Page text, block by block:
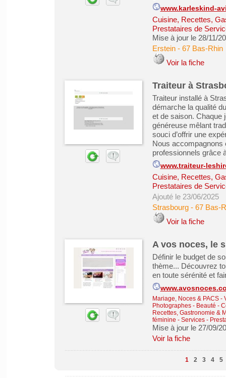
www.karleskind-
Cuisine, Recettes,
Prestataires de
Mise à jour le 28/11/
Erstein- 67 Bas-Rhin
Voir la fiche
Traiteur à
Traiteur installé à
démarche la qualité
et de saison. Chaque
généreuse mêlant
souci d’offrir une
Nous accompagnons
professionnels grâce
www.traiteur-
Cuisine, Recettes,
Prestataires de
Ajouté le 23/06/2025
Strasbourg- 67 Bas-
Voir la fiche
A vos noces, le
Définir le budget de
thème... Découvrez
en toute sérénité et
Mariage, Noces & PACS-
Photographes- Beauté -
Recettes, Gastronomie &
féminine - Services -
Mise à jour le 27/09/
Voir la fiche
1 2 3 4 5